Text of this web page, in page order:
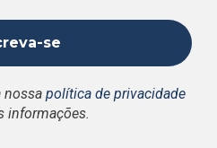
nossa política de privacidade
informações.